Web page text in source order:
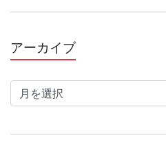
アーカイブア
ー
カ